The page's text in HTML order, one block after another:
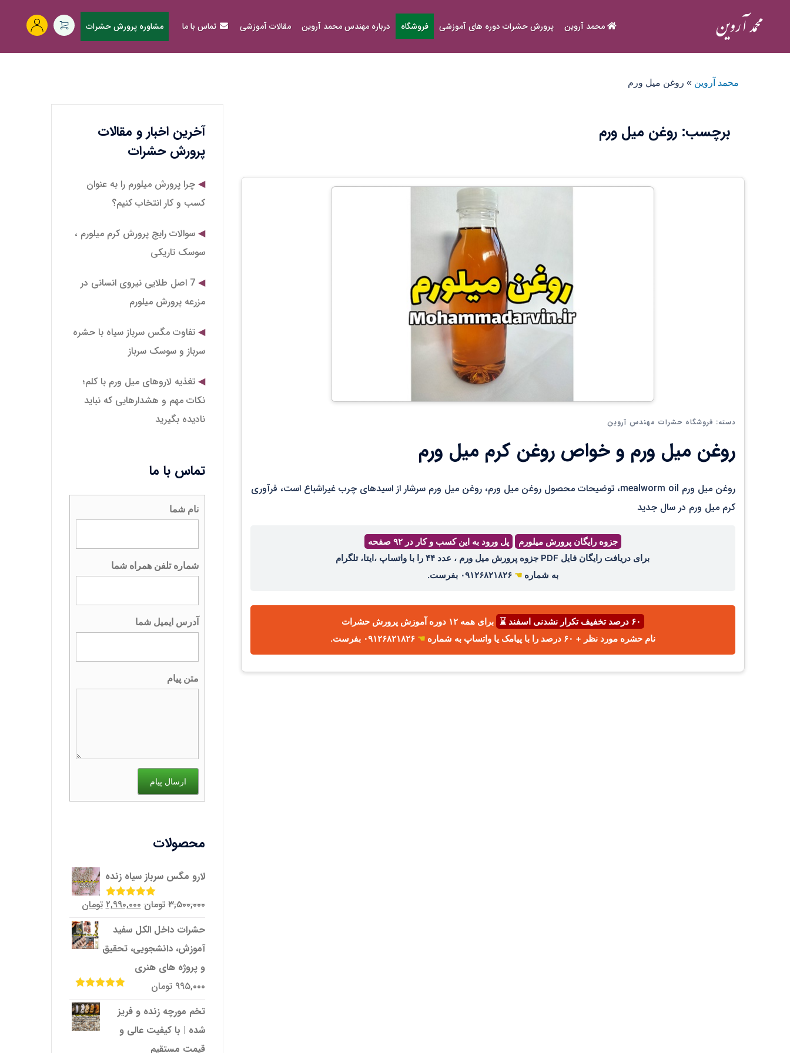
محمد آروین پرورش حشرات دوره های آموزشی فروشگاه درباره مهندس محمد آروین مقالات آموزشی تماس با ما مشاوره پرورش حشرات
محمد آروین » روغن میل ورم
برچسب: روغن میل ورم
دسته: فروشگاه حشرات مهندس آروین
روغن میل ورم و خواص روغن کرم میل ورم
روغن میل ورم mealworm oil، توضیحات محصول روغن میل ورم، روغن میل ورم سرشار از اسیدهای چرب غیراشباع است، فرآوری
کرم میل ورم در سال جدید
جزوه رایگان پرورش میلورم
پل ورود به این کسب و کار در ۹۲ صفحه
برای دریافت رایگان فایل PDF جزوه پرورش میل ورم ، عدد ۴۴ را با واتساپ ،ایتا، تلگرام
به شماره☚ ۰۹۱۲۶۸۲۱۸۲۶ بفرست.
۶۰ درصد تخفیف تکرار نشدنی اسفند ⌛
برای همه ۱۲ دوره آموزش پرورش حشرات
نام حشره مورد نظر + ۶۰ درصد را با پیامک یا واتساپ به شماره
☚ ۰۹۱۲۶۸۲۱۸۲۶ بفرست.
آخرین اخبار و مقالات
پرورش حشرات
چرا پرورش میلورم را به عنوان
کسب و کار انتخاب کنیم؟
سوالات رایج پرورش کرم میلورم ،
سوسک تاریکی
7 اصل طلایی نیروی انسانی در
مزرعه پرورش میلورم
تفاوت مگس سرباز سیاه با حشره
سرباز و سوسک سرباز
تغذیه لاروهای میل‌ ورم با کلم؛
نکات مهم و هشدارهایی که نباید
نادیده بگیرید
تماس با ما
نام شما
شماره تلفن همراه شما
آدرس ایمیل شما
متن پیام
ارسال پیام
محصولات
لارو مگس سرباز سیاه زنده
امتیاز5.00از
۳,۵۰۰,۰۰۰ تومانقیمت
اصلی
۳,۵۰۰,۰۰۰تومان
۲,۹۹۰,۰۰۰ تومان
فعلی
حشرات داخل الکل سفید
آموزش، دانشجویی، تحقیق
و پروژه‌ های هنری
۹۹۵,۰۰۰ تومان
تخم مورچه زنده و فریز
شده | با کیفیت عالی و
قیمت مستقیم